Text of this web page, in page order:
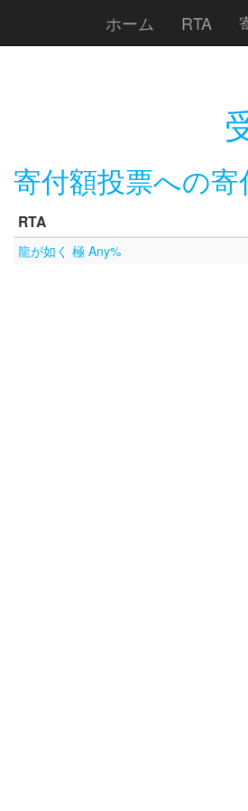
ホーム RTA
寄付額投票への寄
RTA
龍が如く 極 Any%